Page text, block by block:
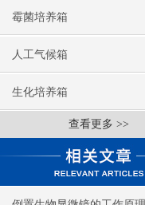
霉菌培养箱
人工气候箱
生化培养箱
查看更多 >>